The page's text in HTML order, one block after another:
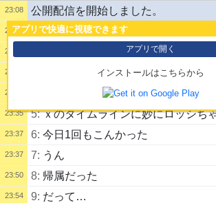
アプリで快適に視聴できます
アプリで開く
インストールはこちらから
23:08 公開配信を開始しました。
23:28 1:お疲れ様です 遊撃です 今週も
23:30 漏れてたのなんだったんかね
23:30 エリーブで太初武器だしてたひと見
23:31
23:35 5:ｘのタイムラインに妙にロッシち
23:37 6: 今日1回もこんかった
23:37 7: うん
23:50 8: 帰属だった
23:54 9: だって…